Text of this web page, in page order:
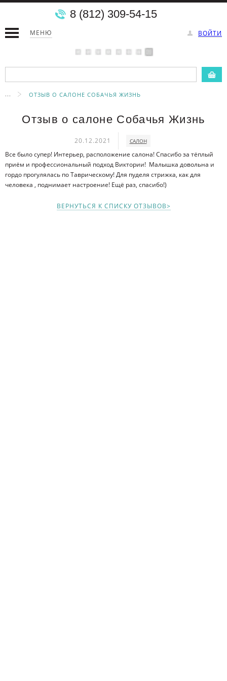
МЕНЮ ВОЙТИ
8 (812) 309-54-15
... ОТЗЫВ О САЛОНЕ СОБАЧЬЯ ЖИЗНЬ
Отзыв о салоне Собачья Жизнь
20.12.2021 САЛОН
Все было супер! Интерьер, расположение салона! Спасибо за тёплый
приём и профессиональный подход Виктории! Малышка довольна и
гордо прогулялась по Таврическому! Для пуделя стрижка, как для
человека , поднимает настроение! Ещё раз, спасибо!)
ВЕРНУТЬСЯ К СПИСКУ ОТЗЫВОВ